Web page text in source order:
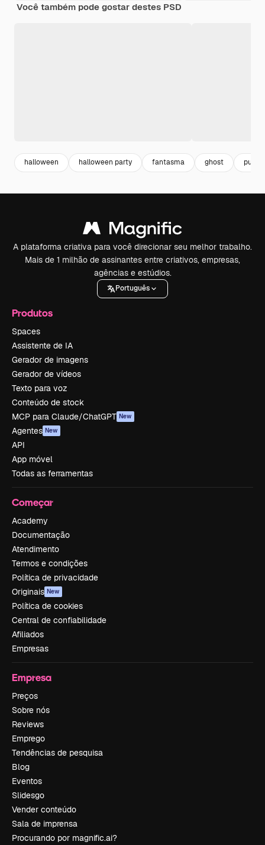
Você também pode gostar destes PSD
halloween halloween party fantasma ghost
A plataforma criativa para você direcionar seu melhor trabalho.
Mais de 1 milhão de assinantes entre criativos, empresas,
agências e estúdios.
Português
Produtos
Spaces
Assistente de IA
Gerador de imagens
Gerador de vídeos
Texto para voz
Conteúdo de stock
MCP para Claude/ChatGPT New
Agentes New
API
App móvel
Todas as ferramentas
Começar
Academy
Documentação
Atendimento
Termos e condições
Política de privacidade
Originais New
Política de cookies
Central de confiabilidade
Afiliados
Empresas
Empresa
Preços
Sobre nós
Reviews
Emprego
Tendências de pesquisa
Blog
Eventos
Slidesgo
Vender conteúdo
Sala de imprensa
Procurando por magnific.ai?